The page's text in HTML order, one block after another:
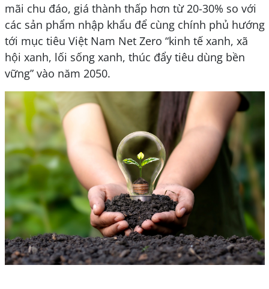
mãi chu đáo, giá thành thấp hơn từ 20-30% so với
các sản phẩm nhập khẩu để cùng chính phủ hướng
tới mục tiêu Việt Nam Net Zero “kinh tế xanh, xã
hội xanh, lối sống xanh, thúc đẩy tiêu dùng bền
vững” vào năm 2050.